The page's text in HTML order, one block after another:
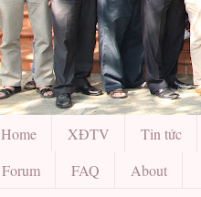
Home XĐTV Tin tức
Forum
FAQ About